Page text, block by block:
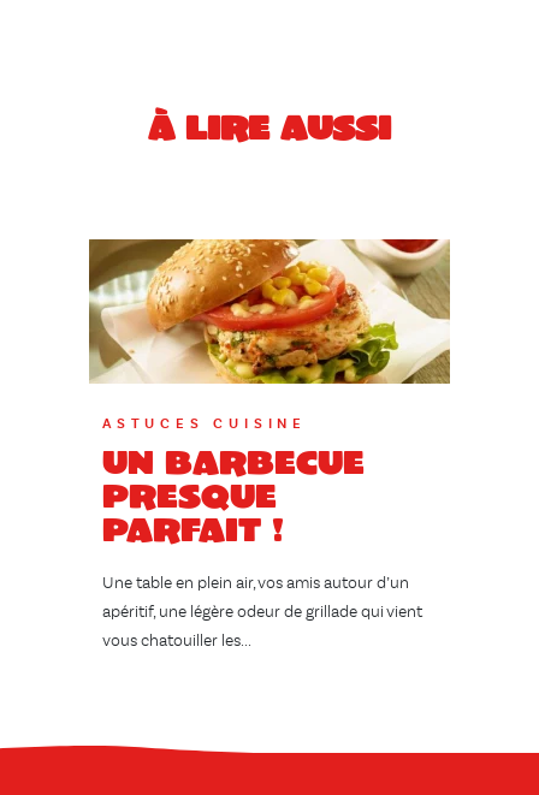
À LIRE AUSSI
ASTUCES CUISINE
Un barbecue
presque
parfait !
Une table en plein air, vos amis autour d’un
apéritif, une légère odeur de grillade qui vient
vous chatouiller les...